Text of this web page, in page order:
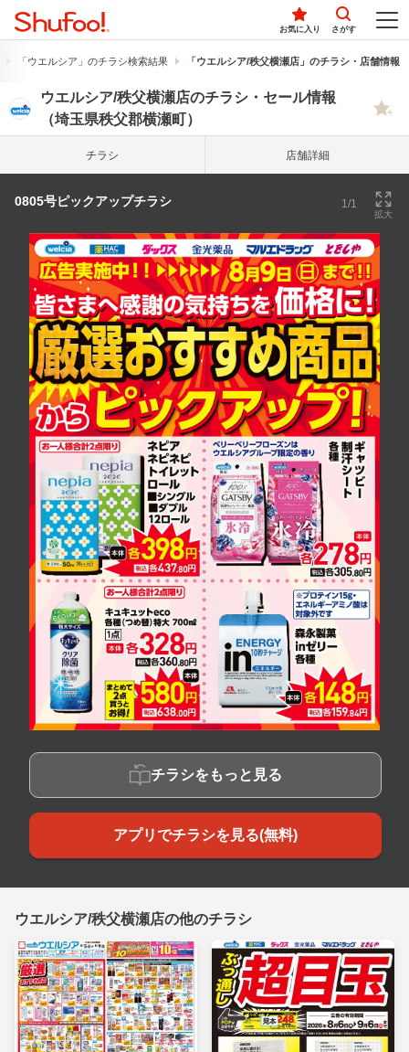
お気に入り さがす
「ウエルシア」のチラシ検索結果 「ウエルシア/秩父横瀬店」のチラシ・店舗情報
ウエルシア/秩父横瀬店のチラシ・セール情報
（埼玉県秩父郡横瀬町）
チラシ 店舗詳細
0805号ピックアップチラシ 1/1
拡大
チラシをもっと見る
アプリでチラシを見る(無料)
ウエルシア/秩父横瀬店の他のチラシ